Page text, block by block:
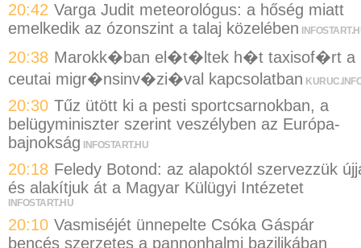
20:42 Varga Judit meteorológus: a hőség miatt
emelkedik az ózonszint a talaj közelében
20:38 Marokk�ban el�t�ltek h�t taxisof�rt a
ceutai migr�nsinv�zi�val kapcsolatban
20:30 Tűz ütött ki a pesti sportcsarnokban, a
belügyminiszter szerint veszélyben az Európa-
bajnokság
INFOSTART.HU
20:18 Feledy Botond: az alapoktól szervezzük
és alakítjuk át a Magyar Külügyi Intézetet
INFOSTART.HU
20:10 Vasmiséjét ünnepelte Csóka Gáspár
bencés szerzetes a pannonhalmi bazilikában